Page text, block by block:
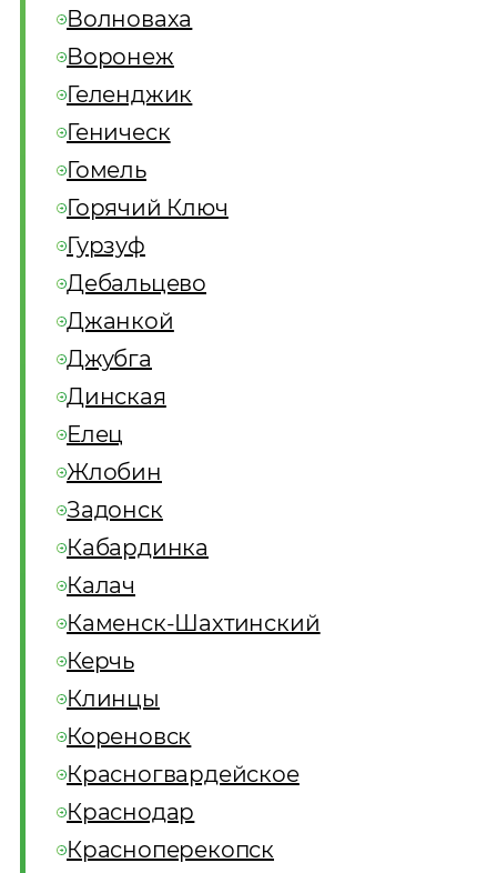
Волноваха
Воронеж
Геленджик
Геническ
Гомель
Горячий Ключ
Гурзуф
Дебальцево
Джанкой
Джубга
Динская
Елец
Жлобин
Задонск
Кабардинка
Калач
Каменск-Шахтинский
Керчь
Клинцы
Кореновск
Красногвардейское
Краснодар
Красноперекопск